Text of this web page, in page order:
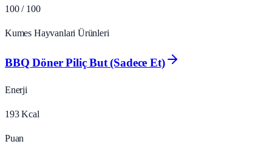
100 / 100
Kumes Hayvanlari Ürünleri
BBQ Döner Piliç But (Sadece Et)
Enerji
193 Kcal
Puan